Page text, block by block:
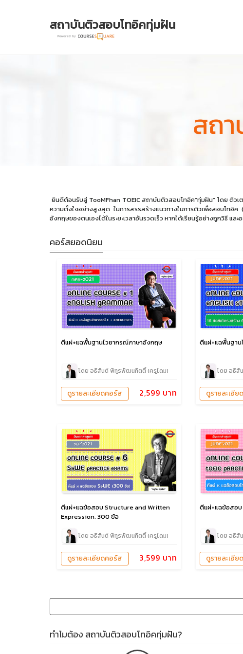
สถาบันติวสอบโทอิคทุ่มฝัน
สถ
ยินดีต้อนรับสู่ TooMFhan TOEIC สถาบันติวสอบโทอิค“ทุ่มฝัน” โดย ติว
ความตั้งใจอย่างสูงสุด ในการสรรสร้างแนวทางในการติวเพื่อสอบโทอิ
อังกฤษของตนเองได้ในระยะเวลาอันรวดเร็ว หากได้เรียนรู้อย่างถูกวิธี และ
คอร์สยอดนิยม
ตีแผ่+แฉพื้นฐานไวยากรณ์ภาษาอังกฤษ
โดย อธิสันต์ พิทูรพัฒนกิตติ์ (ครูโดม)
2,599 บาท
ดูรายละเอียดคอร์ส
ตีแผ่+แฉพื้นฐาน
โดย อธิสั
ดูรายละเอี
ตีแผ่+แฉข้อสอบ Structure and Written
Expression, 300 ข้อ
โดย อธิสันต์ พิทูรพัฒนกิตติ์ (ครูโดม)
3,599 บาท
ดูรายละเอียดคอร์ส
ตีแผ่+แฉข้อสอบ
โดย อธิสั
ดูรายละเอี
ทำไมต้อง สถาบันติวสอบโทอิคทุ่มฝัน?